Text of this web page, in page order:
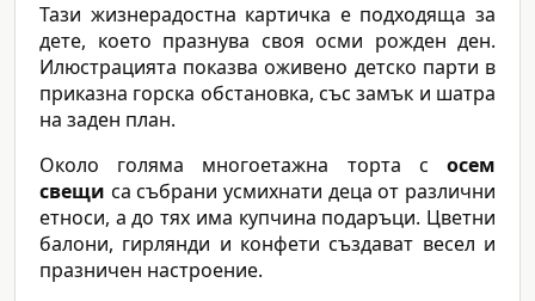
Тази жизнерадостна картичка е подходяща за
дете, което празнува своя осми рожден ден.
Илюстрацията показва оживено детско парти в
приказна горска обстановка, със замък и шатра
на заден план.
Около голяма многоетажна торта с осем
свещи са събрани усмихнати деца от различни
етноси, а до тях има купчина подаръци. Цветни
балони, гирлянди и конфети създават весел и
празничен настроение.